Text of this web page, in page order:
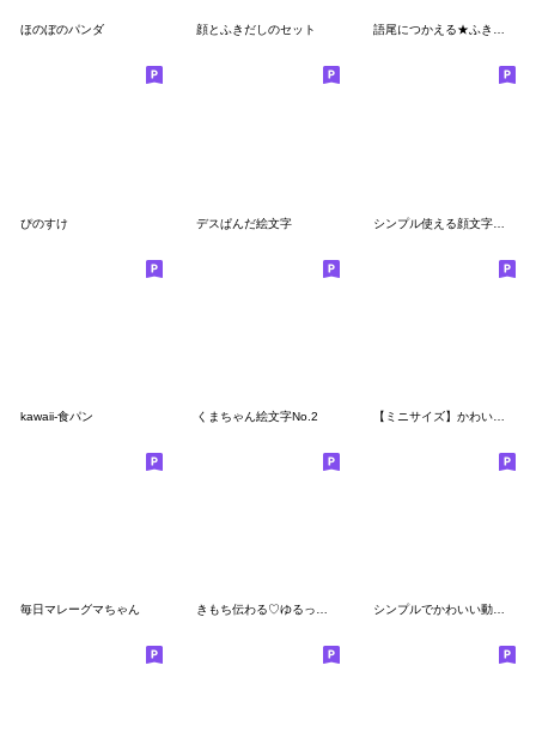
ほのぼのパンダ 顔とふきだしのセット 語尾につかえる★ふきだし絵文字
ぴのすけ デスぱんだ絵文字 シンプル使える顔文字絵文字
kawaii-食パン くまちゃん絵文字No.2 【ミニサイズ】かわいい系♡落書き風顔文字
毎日マレーグマちゃん きもち伝わる♡ゆるっくま シンプルでかわいい動物絵文字